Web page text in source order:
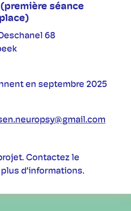
séance
68
en septembre 2025
Contactez le
d’informations.